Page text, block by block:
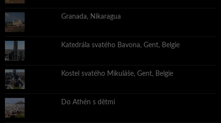
Granada, Nikaragua
Katedrála svatého Bavona, Gent, Belgie
Kostel svatého Mikuláše, Gent, Belgie
Do Athén s dětmi